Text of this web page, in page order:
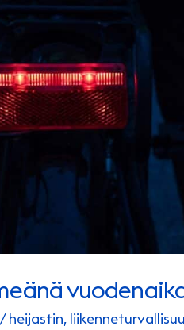
/heijastin,